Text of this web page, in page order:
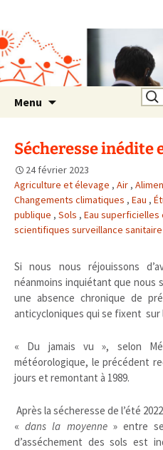
Rhône Alpes
Un environnement sain pour
la santé de tous
Menu
Sécheresse inédite
24 février 2023
Agriculture et élevage , Air ,
Changements climatiques , Eau ,
publique , Sols , Eau
scientifiques surveillance sanitaire
Si nous nous réjouissons
néanmoins inquiétant que nous
une absence chronique de
anticycloniques qui se fixent sur
« Du jamais vu », selon
météorologique, le précédent
jours et remontant à 1989.
Après la sécheresse de l’été
«dans la moyenne» entre
d’asséchement des sols est